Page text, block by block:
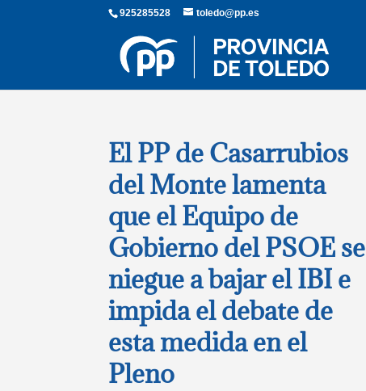
925285528 toledo@pp.es
El PP de Casarrubios
del Monte lamenta
que el Equipo de
Gobierno del PSOE se
niegue a bajar el IBI e
impida el debate de
esta medida en el
Pleno